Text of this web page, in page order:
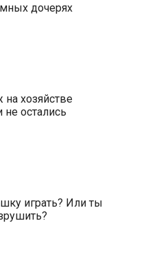
дочерях
хозяйстве
не остались
играть? Или ты